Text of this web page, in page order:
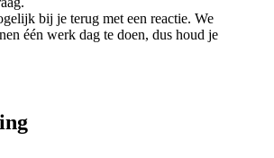
bij je terug met een reactie. We
één werk dag te doen, dus houd je